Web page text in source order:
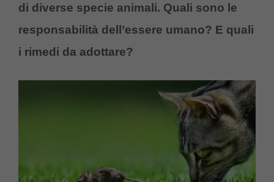
di diverse specie animali. Quali sono le
responsabilità dell’essere umano? E quali
i rimedi da adottare?